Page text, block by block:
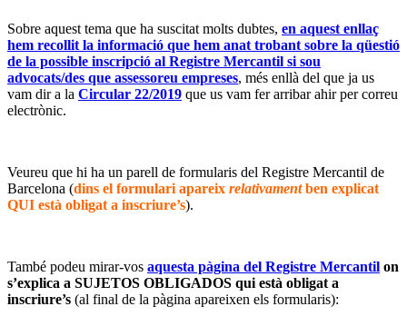
Sobre aquest tema que ha suscitat molts dubtes, en aquest enllaç
hem recollit la informació que hem anat trobant sobre la qüestió
de la possible inscripció al Registre Mercantil si sou
advocats/des que assessoreu empreses, més enllà del que ja us
vam dir a la Circular 22/2019 que us vam fer arribar ahir per correu
electrònic.
Veureu que hi ha un parell de formularis del Registre Mercantil de
Barcelona (dins el formulari apareix relativamentben explicat
QUI està obligat a inscriure’s).
També podeu mirar-vos aquesta pàgina del Registre Mercantil on
s’explica a SUJETOS OBLIGADOS qui està obligat a
inscriure’s (al final de la pàgina apareixen els formularis):